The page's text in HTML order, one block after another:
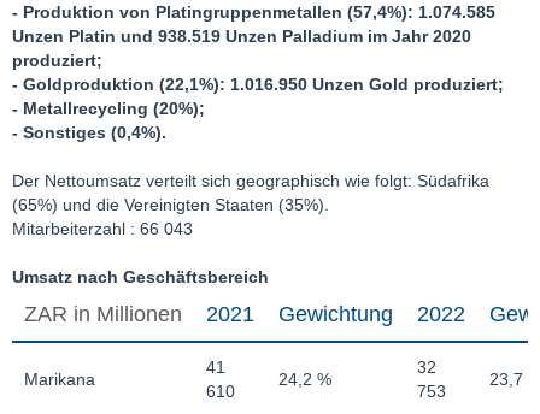
- Produktion von Platingruppenmetallen (57,4%): 1.074.585
Unzen Platin und 938.519 Unzen Palladium im Jahr 2020
produziert;
- Goldproduktion (22,1%): 1.016.950 Unzen Gold produziert;
- Metallrecycling (20%);
- Sonstiges (0,4%).
Der Nettoumsatz verteilt sich geographisch wie folgt: Südafrika
(65%) und die Vereinigten Staaten (35%).
Mitarbeiterzahl : 66 043
Umsatz nach Geschäftsbereich
ZAR in Millionen 2021 Gewichtung 2022
Marikana
41
610
24,2 %
32
753
23,7